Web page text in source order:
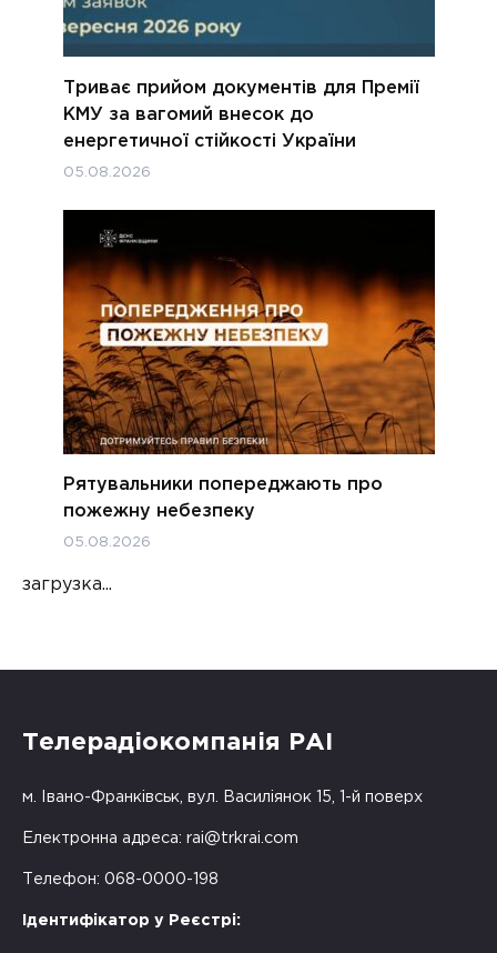
Триває прийом документів для Премії
КМУ за вагомий внесок до
енергетичної стійкості України
05.08.2026
Рятувальники попереджають про
пожежну небезпеку
05.08.2026
загрузка...
Телерадіокомпанія РАІ
м. Івано-Франківськ, вул. Василіянок 15, 1-й поверх
Електронна адреса: rai@trkrai.com
Телефон: 068-0000-198
Ідентифікатор у Реєстрі: